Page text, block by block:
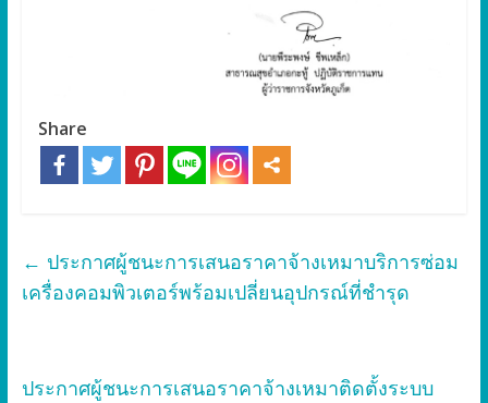
Share
← ประกาศผู้ชนะการเสนอราคาจ้างเหมาบริการซ่อม
เครื่องคอมพิวเตอร์พร้อมเปลี่ยนอุปกรณ์ที่ชำรุด
ประกาศผู้ชนะการเสนอราคาจ้างเหมาติดตั้งระบบ